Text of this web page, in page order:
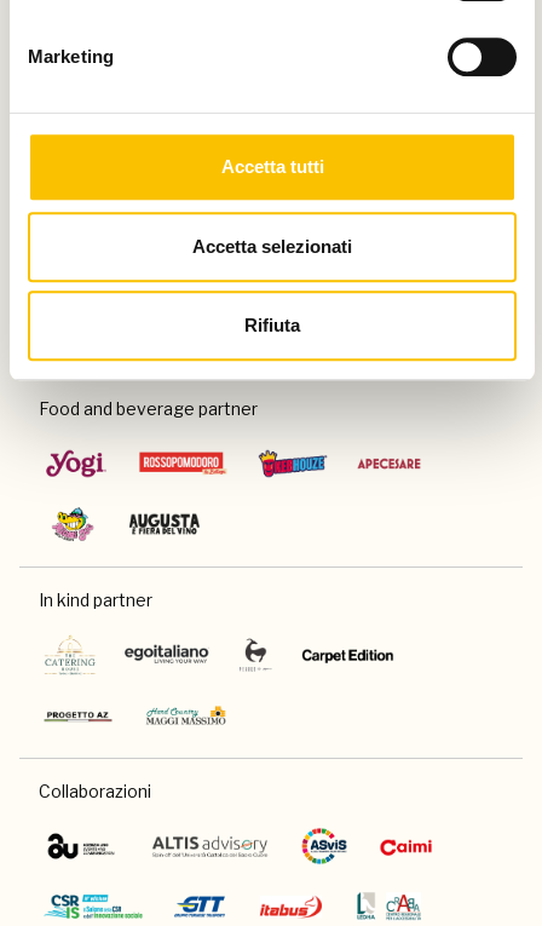
Marketing
Accetta tutti
Accetta selezionati
Rifiuta
Con il patrocinio di
Food and beverage partner
In kind partner
Collaborazioni